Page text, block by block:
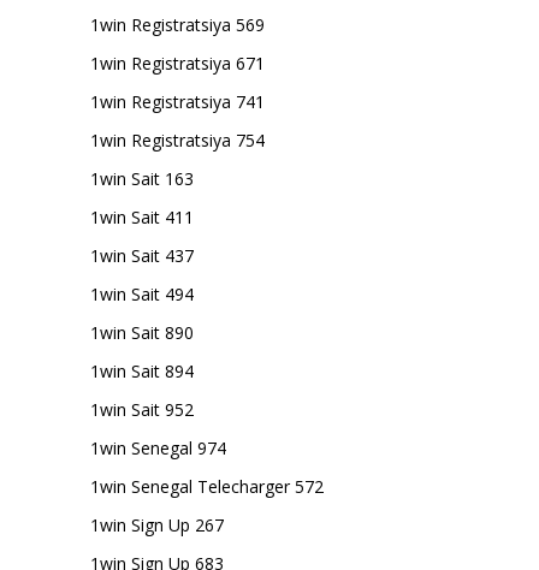
1win Registratsiya 569
1win Registratsiya 671
1win Registratsiya 741
1win Registratsiya 754
1win Sait 163
1win Sait 411
1win Sait 437
1win Sait 494
1win Sait 890
1win Sait 894
1win Sait 952
1win Senegal 974
1win Senegal Telecharger 572
1win Sign Up 267
1win Sign Up 683